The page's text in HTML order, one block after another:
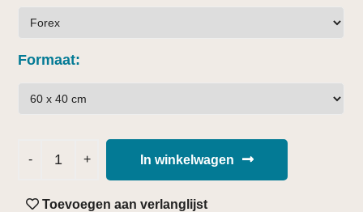
Formaat
In winkelwagen
Toevoegen aan verlanglijst